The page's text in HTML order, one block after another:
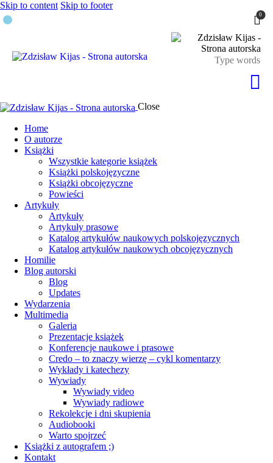
Skip to content Skip to footer
0
Close
Home
O autorze
Książki
Wszystkie kategorie książek
Książki polskojęzyczne
Książki obcojęzyczne
Powieści
Artykuły
Artykuły
Artykuły prasowe
Katalog artykułów naukowych polskojęzycznych
Katalog artykułów naukowych obcojęzycznych
Homilie
Blog autorski
Blog
Updates
Wydarzenia
Multimedia
Galeria
Prezentacje książek
Konferencje naukowe i prasowe
Credo – to znaczy wierzę – cykl komentarzy
Wykłady i katechezy
Wywiady
Wywiady video
Wywiady radiowe
Rekolekcje i dni skupienia
Audiobooki
Warto spojrzeć
Książki z autografem ;)
Kontakt